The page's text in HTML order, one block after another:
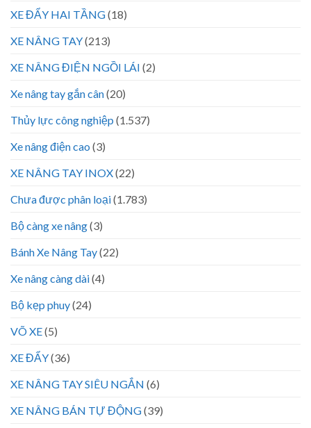
XE ĐẨY HAI TẦNG(18)
XE NÂNG TAY(213)
XE NÂNG ĐIỆN NGỒI LÁI (2)
Xe nâng tay gắn cân(20)
Thủy lực công nghiệp (1.537)
Xe nâng điện cao (3)
XE NÂNG TAY INOX(22)
Chưa được phân loại(1.783)
Bộ càng xe nâng(3)
Bánh Xe Nâng Tay(22)
Xe nâng càng dài(4)
Bộ kẹp phuy(24)
VÕ XE(5)
XE ĐẨY(36)
XE NÂNG TAY SIÊU NGẮN (6)
XE NÂNG BÁN TỰ ĐỘNG(39)